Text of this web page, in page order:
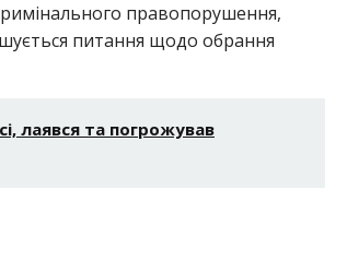
правопорушення,
питання щодо обрання
лаявся та погрожував